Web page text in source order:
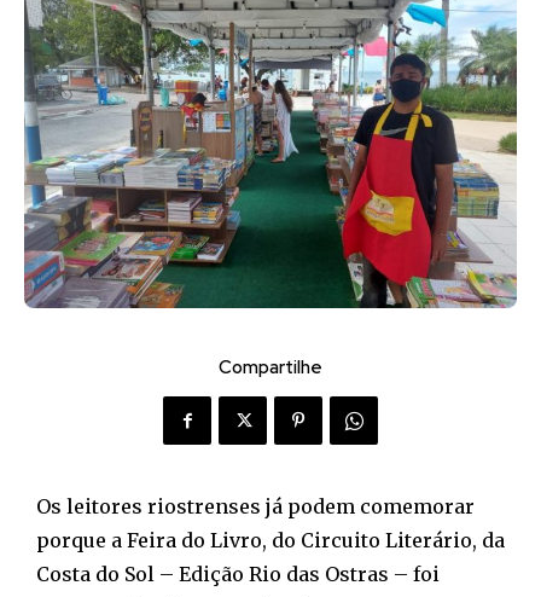
Compartilhe
Os leitores riostrenses já podem comemorar
porque a Feira do Livro, do Circuito Literário, da
Costa do Sol – Edição Rio das Ostras – foi